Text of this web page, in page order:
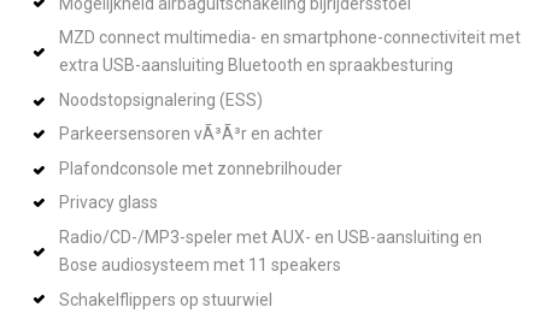
MZD connect multimedia- en smartphone-connectiviteit met
extra USB-aansluiting Bluetooth en spraakbesturing
Noodstopsignalering (ESS)
Parkeersensoren vÃ³Ã³r en achter
Plafondconsole met zonnebrilhouder
Privacy glass
Radio/CD-/MP3-speler met AUX- en USB-aansluiting en
Bose audiosysteem met 11 speakers
Schakelflippers op stuurwiel